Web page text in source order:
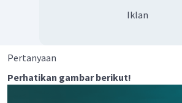
Iklan
Pertanyaan
Perhatikan gambar berikut!